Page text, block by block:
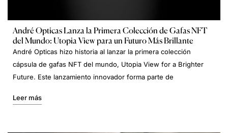
André Opticas Lanza la Primera Colección de Gafas NFT
del Mundo: Utopia View para un Futuro Más Brillante
André Opticas hizo historia al lanzar la primera colección
cápsula de gafas NFT del mundo, Utopia View for a Brighter
Future. Este lanzamiento innovador forma parte de
Leer más